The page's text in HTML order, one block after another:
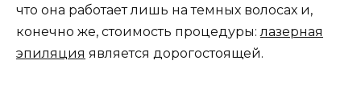
что она работает лишь на темных волосах и,
конечно же, стоимость процедуры:лазерная
эпиляция является дорогостоящей.